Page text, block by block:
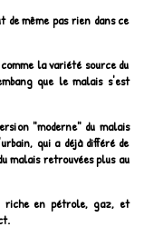
même pas rien dans ce
la variété source du
que le malais s'est
"moderne" du malais
qui a déjà différé de
malais retrouvées plus au
riche en pétrole, gaz, et